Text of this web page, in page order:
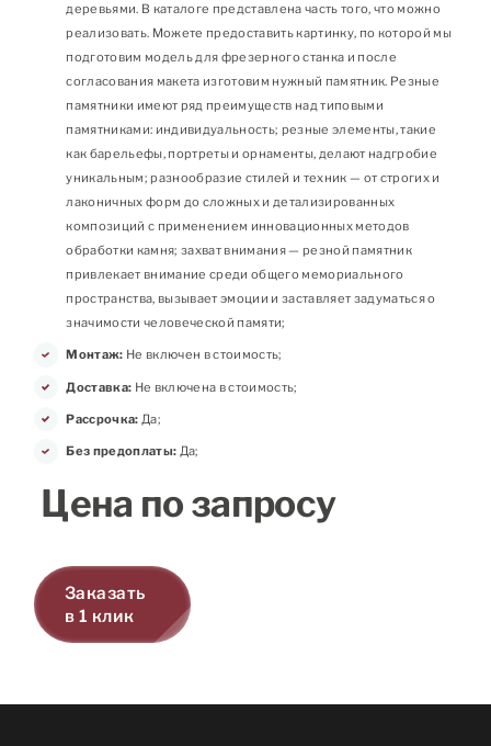
деревьями. В каталоге представлена часть того, что можно
реализовать. Можете предоставить картинку, по которой мы
подготовим модель для фрезерного станка и после
согласования макета изготовим нужный памятник. Резные
памятники имеют ряд преимуществ над типовыми
памятниками: индивидуальность; резные элементы, такие
как барельефы, портреты и орнаменты, делают надгробие
уникальным; разнообразие стилей и техник — от строгих и
лаконичных форм до сложных и детализированных
композиций с применением инновационных методов
обработки камня; захват внимания — резной памятник
привлекает внимание среди общего мемориального
пространства, вызывает эмоции и заставляет задуматься о
значимости человеческой памяти;
Монтаж: Не включен в стоимость;
Доставка: Не включена в стоимость;
Рассрочка: Да;
Без предоплаты: Да;
Цена по запросу
Заказать
в 1 клик